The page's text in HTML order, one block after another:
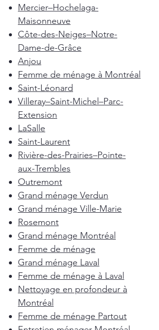
Mercier–Hochelaga-
Maisonneuve
Côte-des-Neiges–Notre-
Dame-de-Grâce
Anjou
Femme de ménage à Montréal
Saint-Léonard
Villeray–Saint-Michel–Parc-
Extension
LaSalle
Saint-Laurent
Rivière-des-Prairies–Pointe-
aux-Trembles
Outremont
Grand ménage Verdun
Grand ménage Ville-Marie
Rosemont
Grand ménage Montréal
Femme de ménage
Grand ménage Laval
Femme de ménage à Laval
Nettoyage en profondeur à
Montréal
Femme de ménage Partout